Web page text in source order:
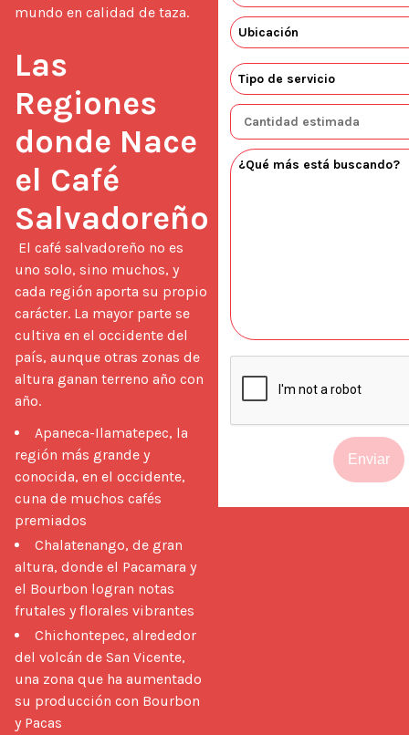
mundo en calidad de taza.
Las
Regiones
donde Nace
el Café
Salvadoreño
uno solo, sino muchos, y
cada región aporta su propio
carácter. La mayor parte se
cultiva en el occidente del
país, aunque otras zonas de
altura ganan terreno año con
Apaneca-Ilamatepec, la
región más grande y
conocida, en el occidente,
cuna de muchos cafés
premiados
Chalatenango, de gran
altura, donde el Pacamara y
el Bourbon logran notas
frutales y florales vibrantes
Chichontepec, alrededor
del volcán de San Vicente,
una zona que ha aumentado
su producción con Bourbon
y Pacas
Enviar